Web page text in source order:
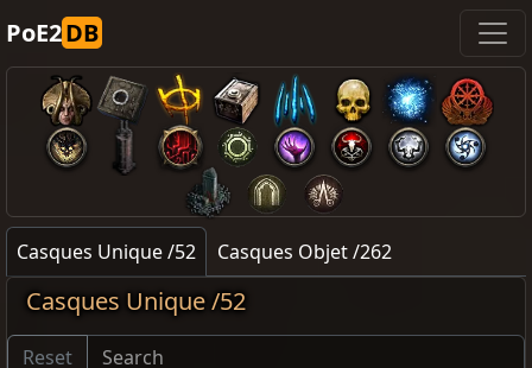
PoE2DB
Casques Unique /52 Casques Objet /262
Casques Unique /52
Reset